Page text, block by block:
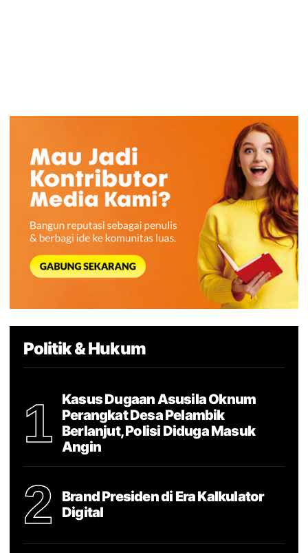
Politik & Hukum
1
Kasus Dugaan Asusila Oknum
Perangkat Desa Pelambik
Berlanjut, Polisi Diduga Masuk
Angin
2
Brand Presiden di Era Kalkulator
Digital